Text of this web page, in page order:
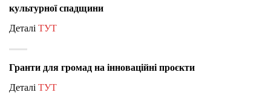
культурної спадщини
Деталі ТУТ
Гранти для громад на інноваційні проєкти
Деталі ТУТ